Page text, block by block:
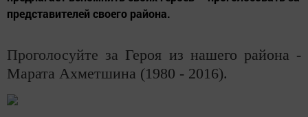
представителей своего района.
Проголосуйте за Героя из нашего района -
Марата Ахметшина (1980 - 2016).